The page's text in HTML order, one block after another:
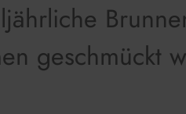
geschmückt